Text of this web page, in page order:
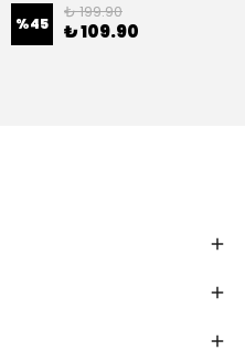
%45
₺ 199.90
₺ 109.90